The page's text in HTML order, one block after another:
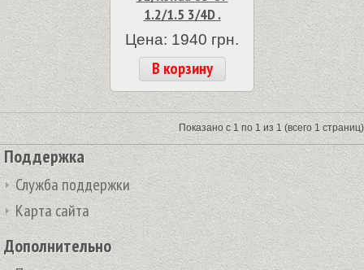
1.2/1.5 3/4D .
Цена: 1940 грн.
В корзину
Показано с 1 по 1 из 1 (всего 1 страниц)
Поддержка
Служба поддержки
Карта сайта
Дополнительно